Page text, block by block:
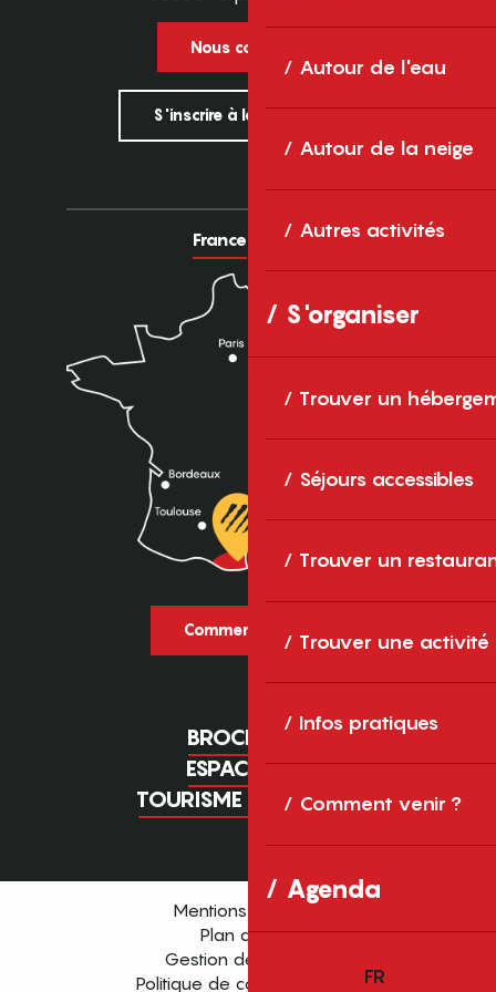
Autour de l'eau
Autour de la neige
Autres activités
S'organiser
Trouver un
Séjours accessibles
Trouver un
Trouver une activité
Infos pratiques
Comment venir ?
Agenda
FR
Nous contacter
S'inscrire à la newsletter
France Europe
Comment venir ?
BROCHURES
ESPACE PRO
TOURISME D'AFFAIRES
Mentions légales
Plan du site
Gestion des cookies
Politique de confidentialité